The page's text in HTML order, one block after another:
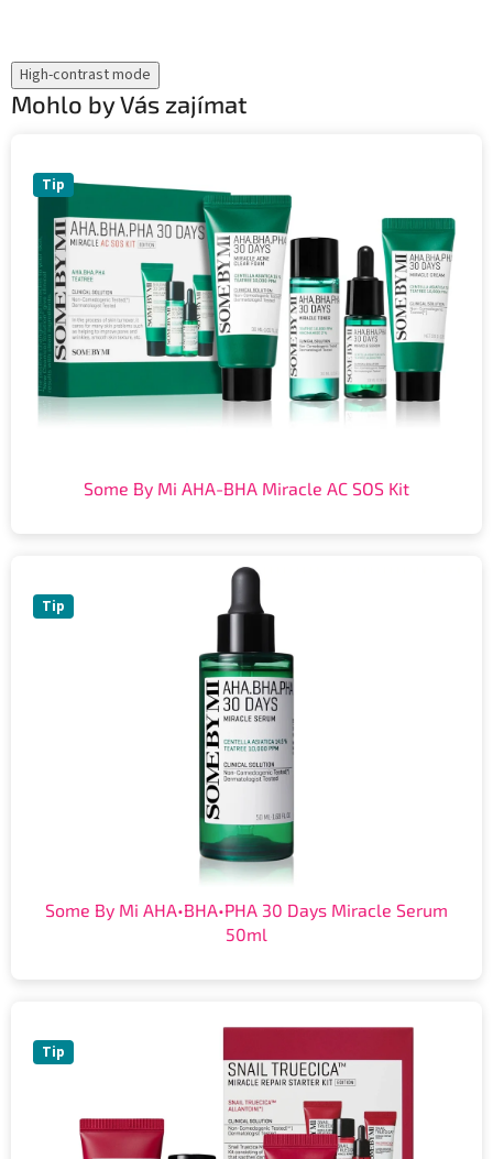
High-contrast mode
Mohlo by Vás zajímat
Tip
Some By Mi AHA-BHA Miracle AC SOS Kit
Tip
Some By Mi AHA•BHA•PHA 30 Days Miracle Serum
50ml
Tip